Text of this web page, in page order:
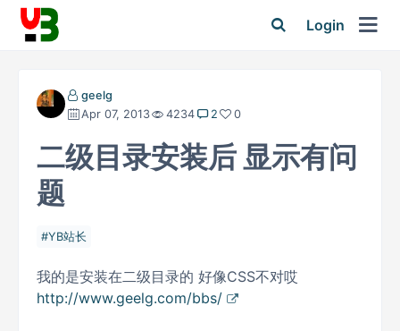
Login
geelg
Apr 07, 2013
4234 2 0
二级目录安装后 显示有问
题
YB站长
我的是安装在二级目录的 好像CSS不对哎
http://www.geelg.com/bbs/